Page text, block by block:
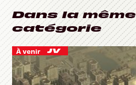
Dans la même
catégorie
À venir